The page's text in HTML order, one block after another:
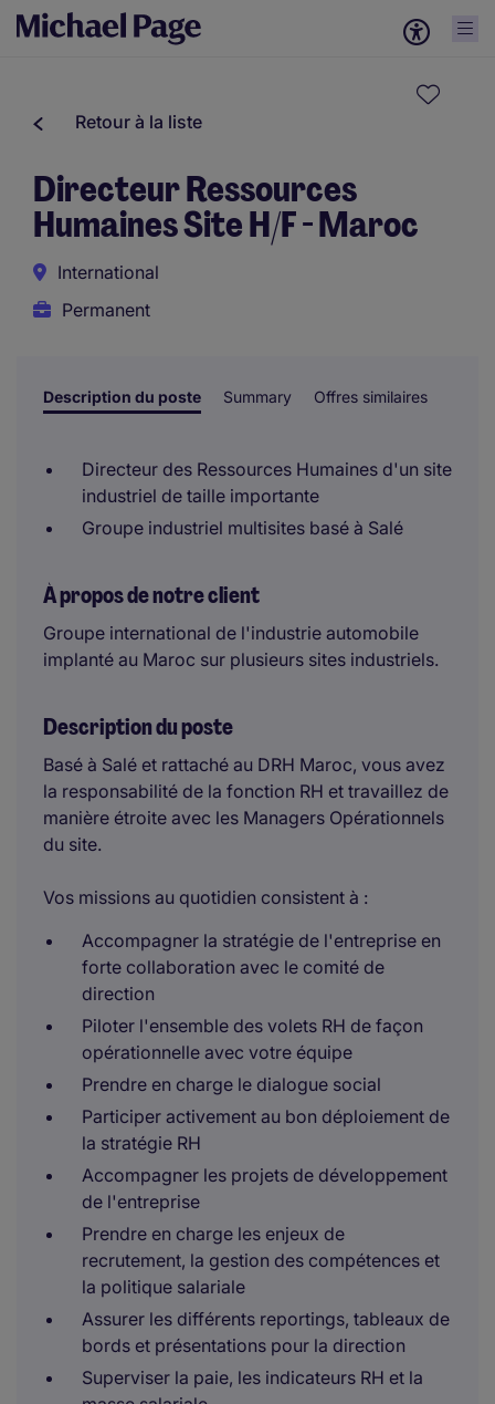
Retour à la liste
Directeur Ressources
Humaines Site H/F - Maroc
International
Permanent
Description du poste Summary Offres similaires
Directeur des Ressources Humaines d'un site
industriel de taille importante
Groupe industriel multisites basé à Salé
À propos de notre client
Groupe international de l'industrie automobile
implanté au Maroc sur plusieurs sites industriels.
Description du poste
Basé à Salé et rattaché au DRH Maroc, vous avez
la responsabilité de la fonction RH et travaillez de
manière étroite avec les Managers Opérationnels
du site.
Vos missions au quotidien consistent à :
Accompagner la stratégie de l'entreprise en
forte collaboration avec le comité de
direction
Piloter l'ensemble des volets RH de façon
opérationnelle avec votre équipe
Prendre en charge le dialogue social
Participer activement au bon déploiement de
la stratégie RH
Accompagner les projets de développement
de l'entreprise
Prendre en charge les enjeux de
recrutement, la gestion des compétences et
la politique salariale
Assurer les différents reportings, tableaux de
bords et présentations pour la direction
Superviser la paie, les indicateurs RH et la